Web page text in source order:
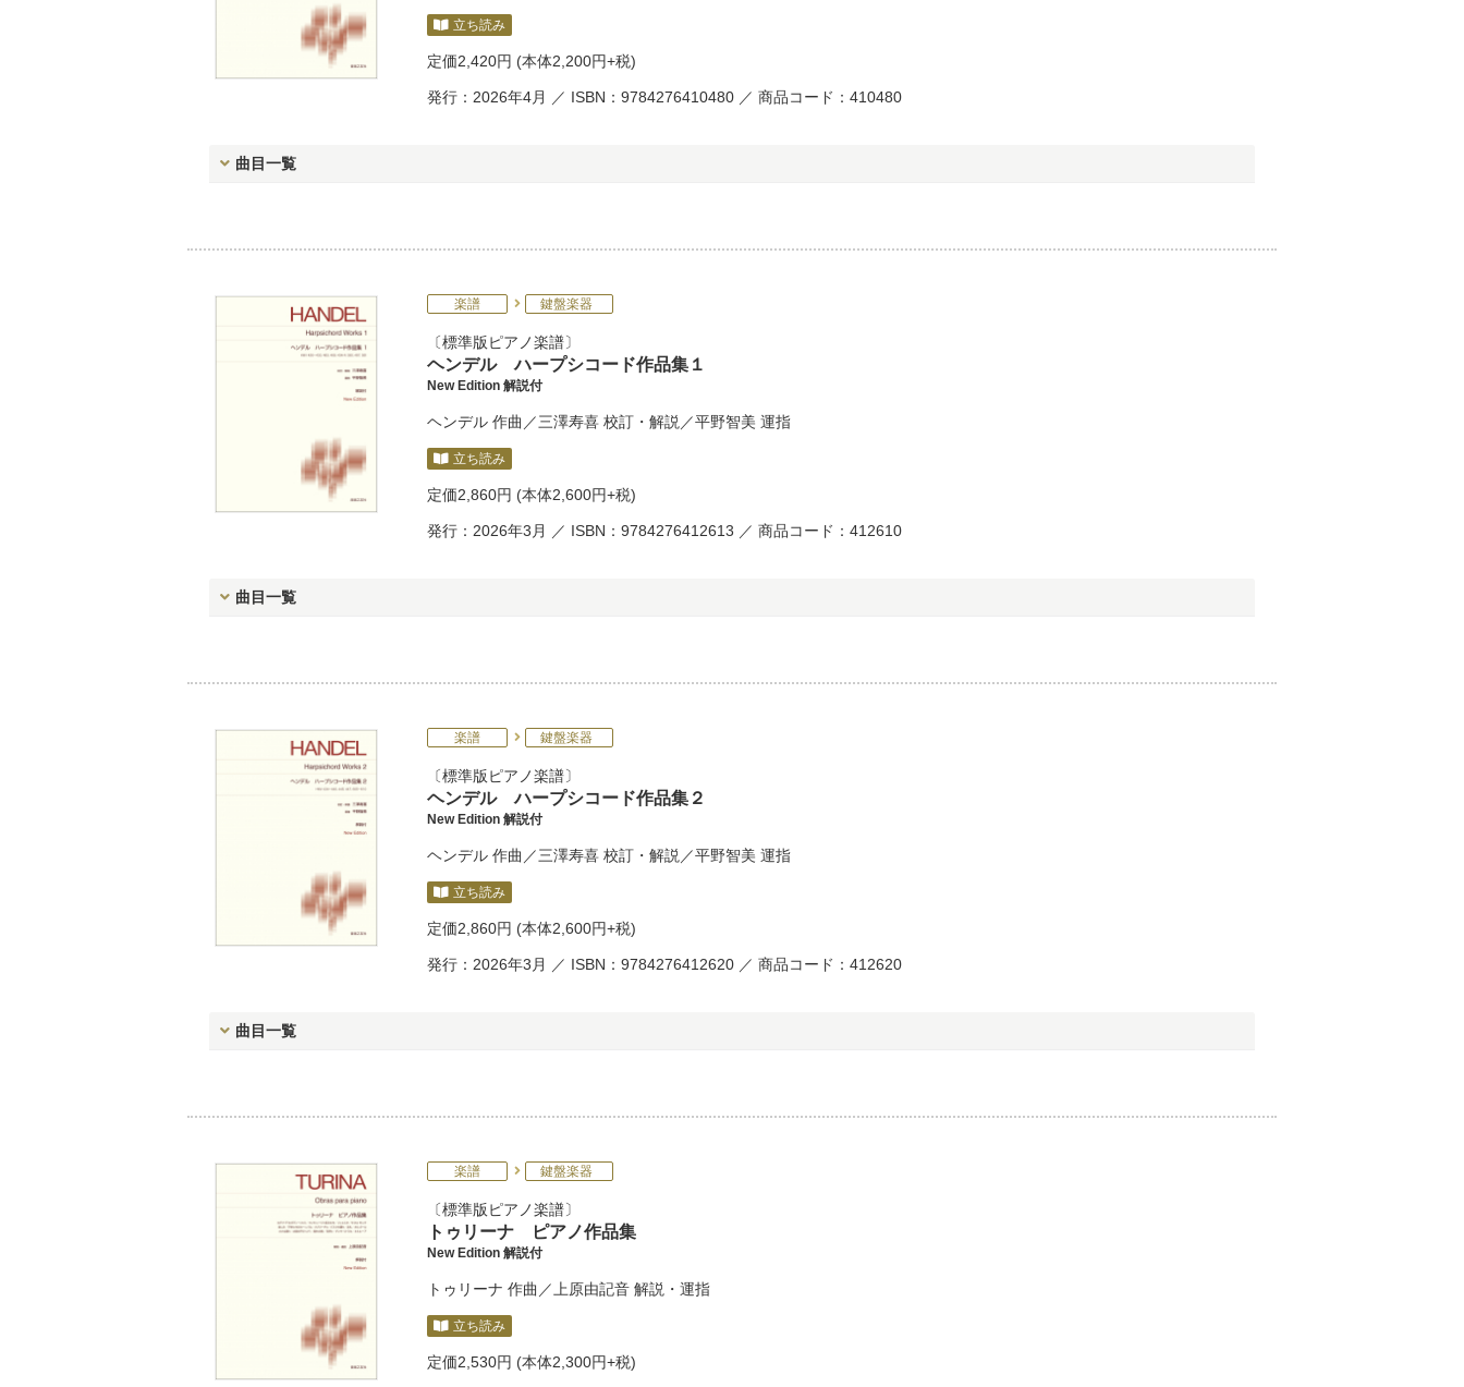
立ち読み
定価2,420円 (本体2,200円+税)
発行：2026年4月 ／ ISBN：9784276410480 ／ 商品コード：410480
曲目一覧
楽譜 鍵盤楽器
標準版ピアノ楽譜
ヘンデル ハープシコード作品集１
New Edition 解説付
ヘンデル 作曲／三澤寿喜 校訂・解説／平野智美 運指
立ち読み
定価2,860円 (本体2,600円+税)
発行：2026年3月 ／ ISBN：9784276412613 ／ 商品コード：412610
曲目一覧
楽譜 鍵盤楽器
標準版ピアノ楽譜
ヘンデル ハープシコード作品集２
New Edition 解説付
ヘンデル 作曲／三澤寿喜 校訂・解説／平野智美 運指
立ち読み
定価2,860円 (本体2,600円+税)
発行：2026年3月 ／ ISBN：9784276412620 ／ 商品コード：412620
曲目一覧
楽譜 鍵盤楽器
標準版ピアノ楽譜
トゥリーナ ピアノ作品集
New Edition 解説付
トゥリーナ 作曲／ 上原由記音 解説・運指
立ち読み
定価2,530円 (本体2,300円+税)